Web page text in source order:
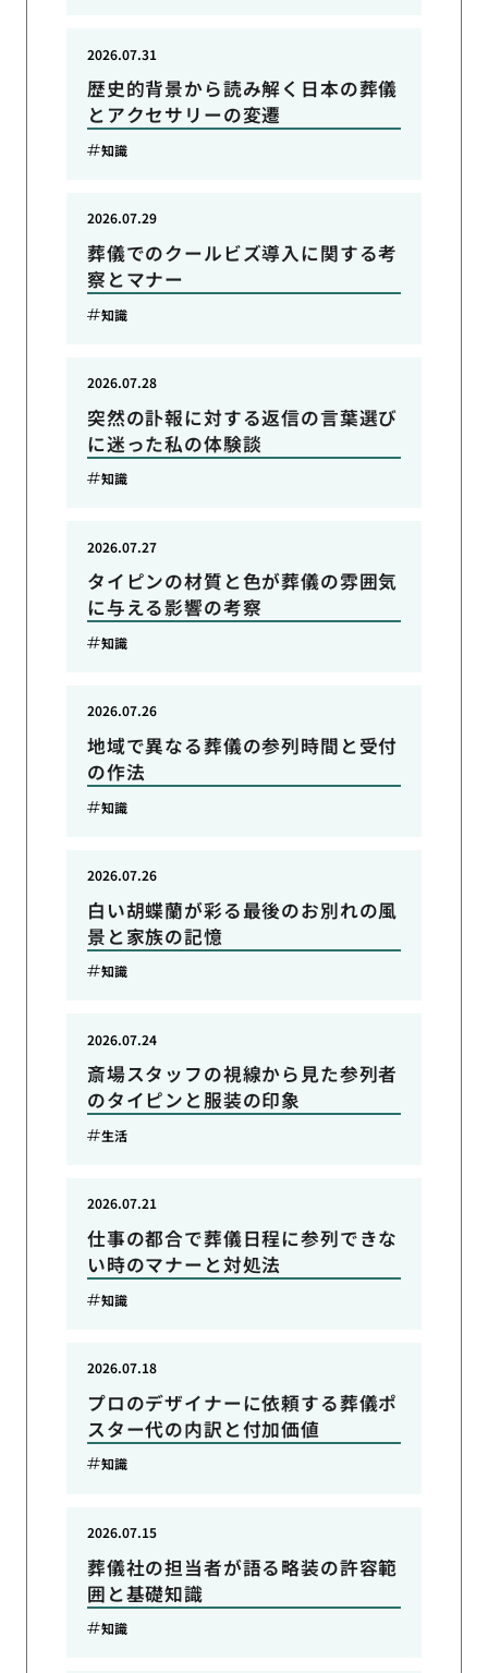
歴史的背景から読み解く日本の葬儀
とアクセサリーの変遷
2026.07.31
知識
葬儀でのクールビズ導入に関する考
察とマナー
2026.07.29
知識
突然の訃報に対する返信の言葉選び
に迷った私の体験談
2026.07.28
知識
タイピンの材質と色が葬儀の雰囲気
に与える影響の考察
2026.07.27
知識
地域で異なる葬儀の参列時間と受付
の作法
2026.07.26
知識
白い胡蝶蘭が彩る最後のお別れの風
景と家族の記憶
2026.07.26
知識
斎場スタッフの視線から見た参列者
のタイピンと服装の印象
2026.07.24
生活
仕事の都合で葬儀日程に参列できな
い時のマナーと対処法
2026.07.21
知識
プロのデザイナーに依頼する葬儀ポ
スター代の内訳と付加価値
2026.07.18
知識
葬儀社の担当者が語る略装の許容範
囲と基礎知識
2026.07.15
知識